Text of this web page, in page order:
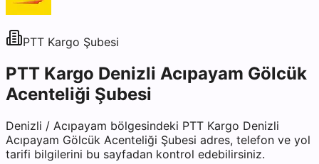
PTT Kargo Şubesi
PTT Kargo Denizli Acıpayam Gölcük
Acenteliği Şubesi
Denizli / Acıpayam bölgesindeki PTT Kargo Denizli
Acıpayam Gölcük Acenteliği Şubesi adres, telefon ve yol
tarifi bilgilerini bu sayfadan kontrol edebilirsiniz.